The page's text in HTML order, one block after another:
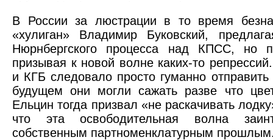
В России за люстрации в то время
«хулиган» Владимир Буковский,
Нюрнбергского процесса над КПСС, но
призывая к новой волне каких-то
и КГБ следовало просто гуманно
будущем они могли сажать разве что
Ельцин тогда призвал «не раскачивать
что эта освободительная волна
собственным партноменклатурным